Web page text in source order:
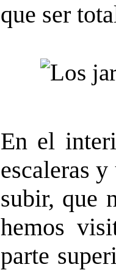
que ser
En el
escaleras
subir, que
hemos
parte